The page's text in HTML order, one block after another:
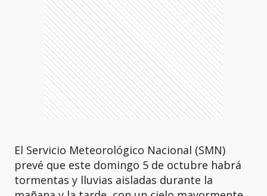
El Servicio Meteorológico Nacional (SMN)
prevé que este domingo 5 de octubre habrá
tormentas y lluvias aisladas durante la